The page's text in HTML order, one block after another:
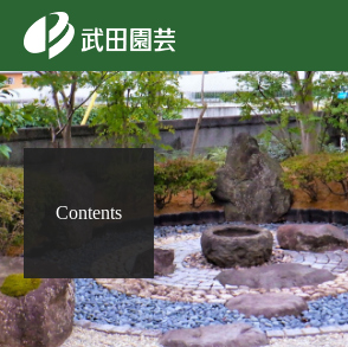
Contents